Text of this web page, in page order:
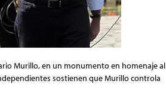
Murillo, en un monumento en homenaje al
sostienen que Murillo controla